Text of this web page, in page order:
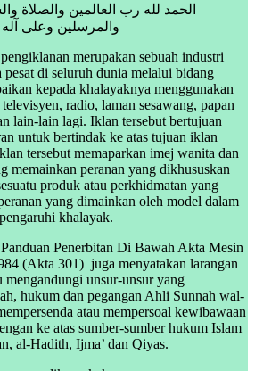
الحمد لله رب العالمين والصلاة
merupakan sebuah industri
pesat di seluruh dunia melalui bidang
kepada khalayaknya menggunakan
radio, laman sesawang, papan
lain-lain lagi. Iklan tersebut bertujuan
untuk bertindak ke atas tujuan iklan
tersebut memaparkan imej wanita dan
memainkan peranan yang dikhususkan
produk atau perkhidmatan yang
yang dimainkan oleh model dalam
khalayak.
Penerbitan Di Bawah Akta Mesin
(Akta 301) juga menyatakan larangan
mengandungi unsur-unsur yang
hukum dan pegangan Ahli Sunnah wal-
atau mempersoal kewibawaan
ke atas sumber-sumber hukum Islam
al-Hadith, Ijma’ dan Qiyas.